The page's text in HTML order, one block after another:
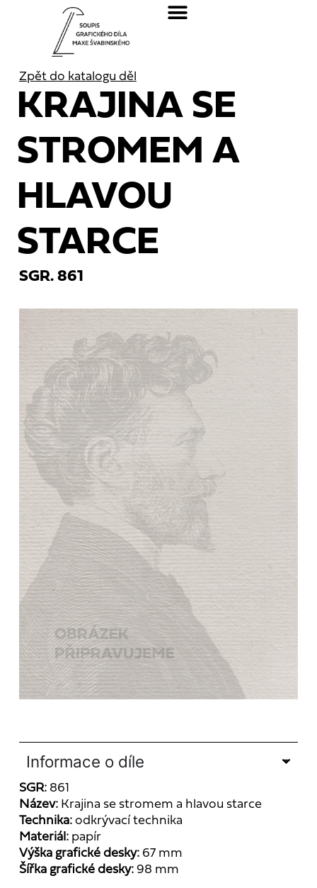
Zpět do katalogu děl
KRAJINA SE
STROMEM A
HLAVOU
STARCE
SGR. 861
Informace o díle
SGR: 861
Název: Krajina se stromem a hlavou starce
Technika: odkrývací technika
Materiál: papír
Výška grafické desky: 67 mm
Šířka grafické desky: 98 mm